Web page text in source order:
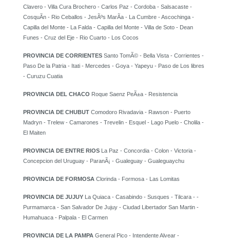
Clavero - Villa Cura Brochero - Carlos Paz - Cordoba - Salsacaste -
CosquÃ­n - Rio Ceballos - JesÃºs MarÃ­a - La Cumbre - Ascochinga -
Capilla del Monte - La Falda - Capilla del Monte - Villa de Soto - Dean
Funes - Cruz del Eje - Rio Cuarto - Los Cocos
PROVINCIA DE CORRIENTES Santo TomÃ© - Bella Vista - Corrientes -
Paso De la Patria - Itati - Mercedes - Goya - Yapeyu - Paso de Los libres
- Curuzu Cuatia
PROVINCIA DEL CHACO Roque Saenz PeÃ±a - Resistencia
PROVINCIA DE CHUBUT Comodoro Rivadavia - Rawson - Puerto
Madryn - Trelew - Camarones - Trevelin - Esquel - Lago Puelo - Cholila -
El Maiten
PROVINCIA DE ENTRE RIOS La Paz - Concordia - Colon - Victoria -
Concepcion del Uruguay - ParanÃ¡ - Gualeguay - Gualeguaychu
PROVINCIA DE FORMOSA Clorinda - Formosa - Las Lomitas
PROVINCIA DE JUJUY La Quiaca - Casabindo - Susques - Tilcara - -
Purmamarca - San Salvador De Jujuy - Ciudad Libertador San Martin -
Humahuaca - Palpala - El Carmen
PROVINCIA DE LA PAMPA General Pico - Intendente Alvear -